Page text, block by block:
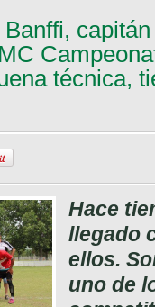
técnica,
Hace
llegado
ellos.
uno de